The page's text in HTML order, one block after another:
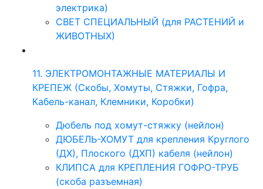
электрика)
СВЕТ СПЕЦИАЛЬНЫЙ (для РАСТЕНИЙ и
ЖИВОТНЫХ)
11. ЭЛЕКТРОМОНТАЖНЫЕ МАТЕРИАЛЫ И
КРЕПЕЖ (Скобы, Хомуты, Стяжки, Гофра,
Кабель-канал, Клемники, Коробки)
Дюбель под хомут-стяжку (нейлон)
ДЮБЕЛЬ-ХОМУТ для крепления Круглого
(ДХ), Плоского (ДХП) кабеля (нейлон)
КЛИПСА для КРЕПЛЕНИЯ ГОФРО-ТРУБ
(скоба разъемная)